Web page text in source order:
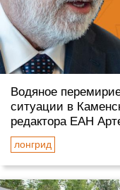
Водяное
ситуации в
редактора ЕАН